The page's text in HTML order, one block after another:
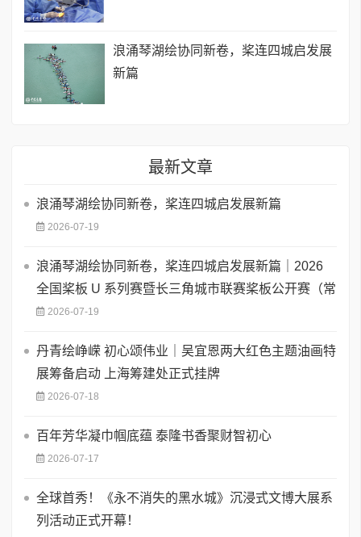
浪涌琴湖绘协同新卷，桨连四城启发展
新篇
最新文章
浪涌琴湖绘协同新卷，桨连四城启发展新篇
2026-07-19
浪涌琴湖绘协同新卷，桨连四城启发展新篇｜2026
全国桨板 U 系列赛暨长三角城市联赛桨板公开赛（常
2026-07-19
丹青绘峥嵘 初心颂伟业｜吴宜恩两大红色主题油画特
展筹备启动 上海筹建处正式挂牌
2026-07-18
百年芳华凝巾帼底蕴 泰隆书香聚财智初心
2026-07-17
全球首秀！《永不消失的黑水城》沉浸式文博大展系
列活动正式开幕！